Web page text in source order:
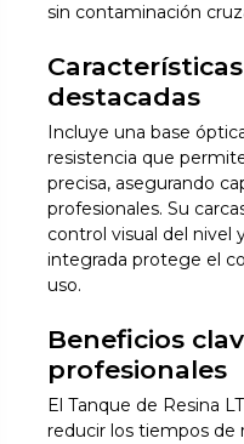
sin contaminación
destacadas
Incluye una base
resistencia que
precisa, asegurando
profesionales. Su
control visual del nivel
integrada protege el
uso.
Beneficios
profesionales
El Tanque de Resina
reducir los tiempos